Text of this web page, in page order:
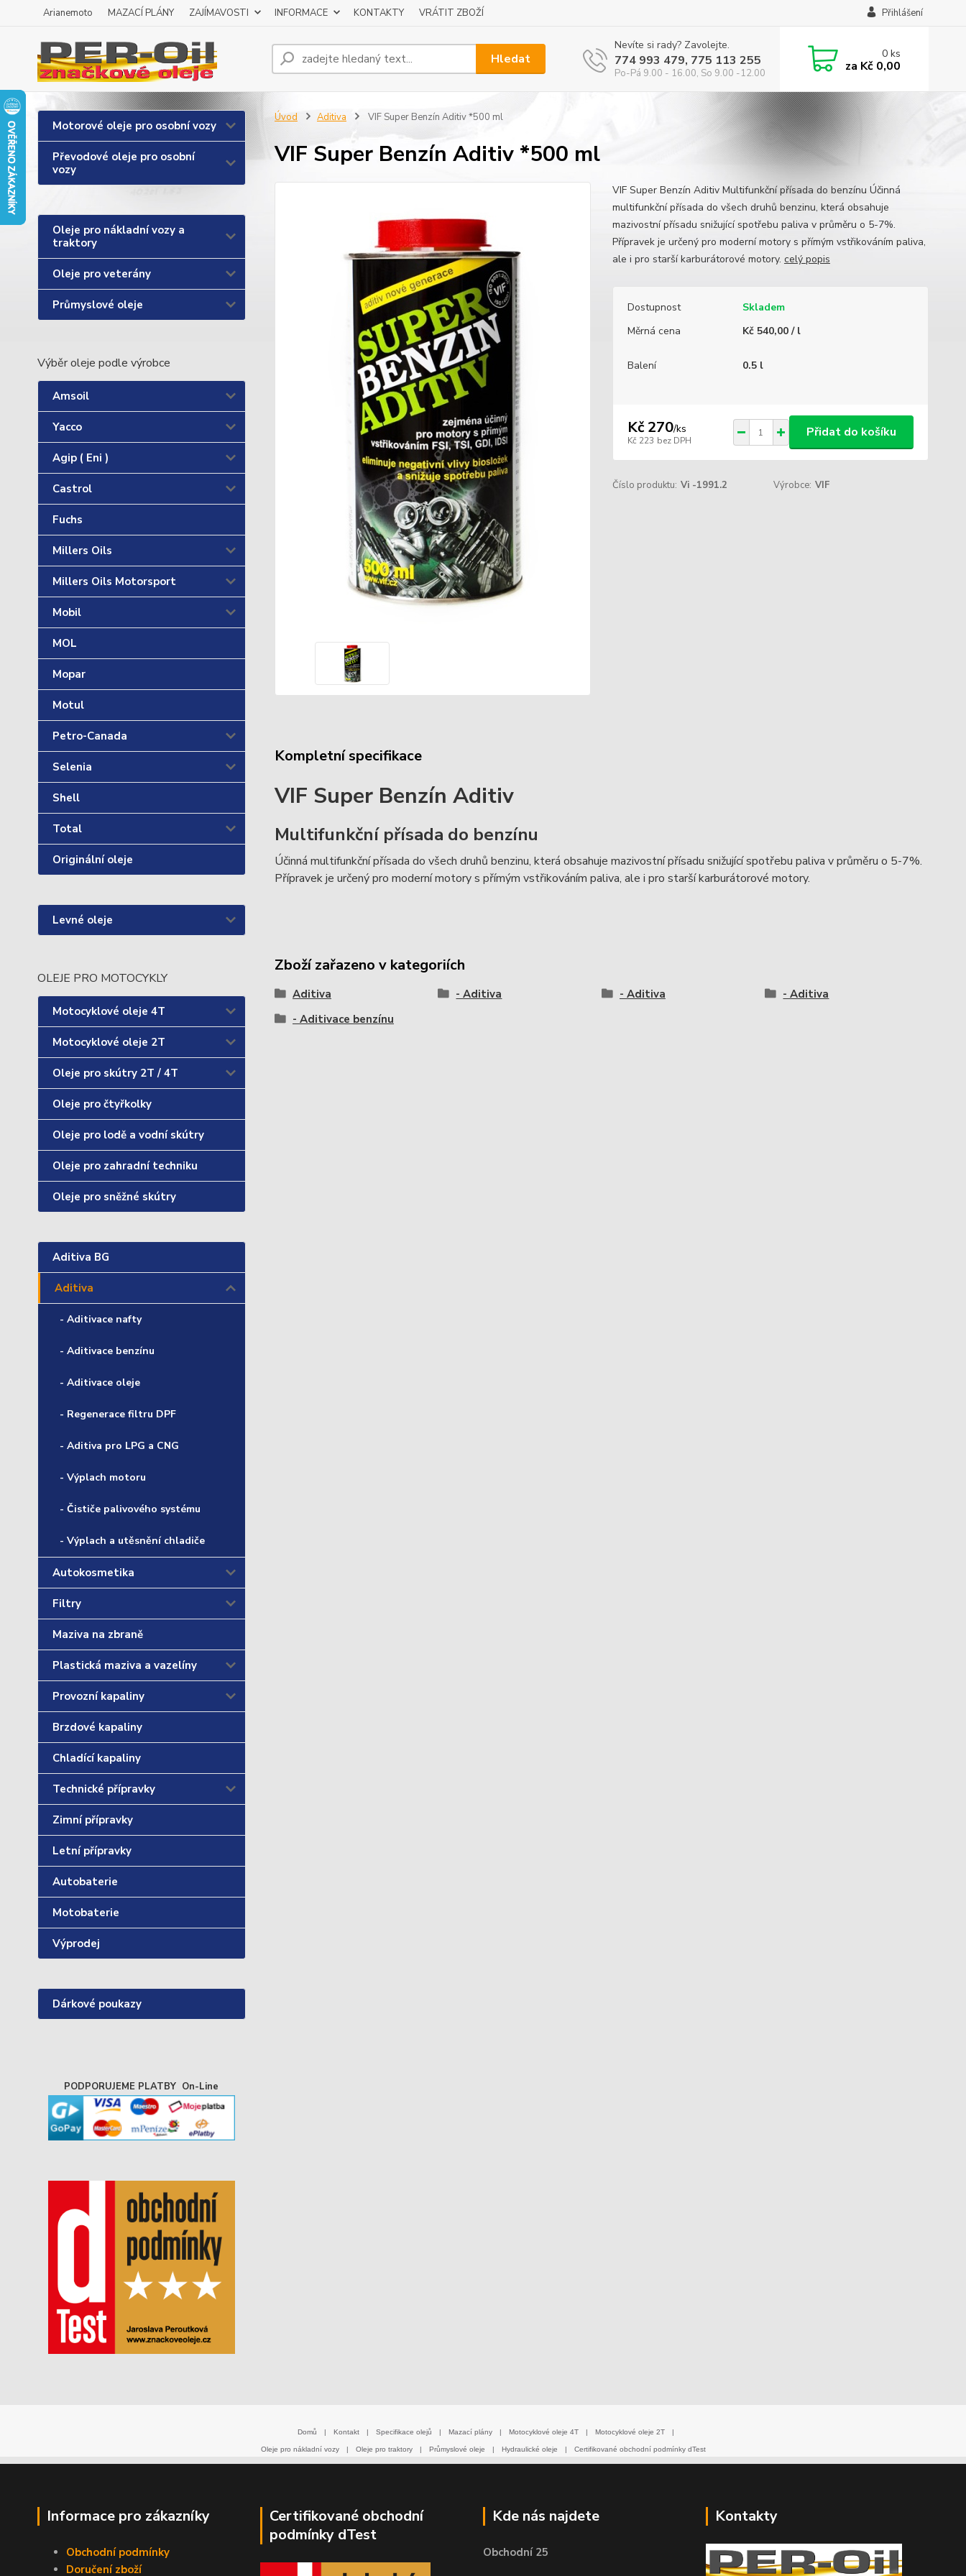
Arianemoto MAZACÍ PLÁNY ZAJÍMAVOSTI INFORMACE KONTAKTY VRÁTIT ZBOŽÍ Přihlášení
Hledat
Nevíte si rady? Zavolejte.
774 993 479, 775 113 255
Po-Pá 9.00 - 16.00, So 9.00 -12.00
0ks
za Kč 0,00
Motorové oleje pro osobní vozy
Převodové oleje pro osobní
vozy
Oleje pro nákladní vozy a
traktory
Oleje pro veterány
Průmyslové oleje
Výběr oleje podle výrobce
Amsoil
Yacco
Agip ( Eni )
Castrol
Fuchs
Millers Oils
Millers Oils Motorsport
Mobil
MOL
Mopar
Motul
Petro-Canada
Selenia
Shell
Total
Originální oleje
Levné oleje
OLEJE PRO MOTOCYKLY
Motocyklové oleje 4T
Motocyklové oleje 2T
Oleje pro skútry 2T / 4T
Oleje pro čtyřkolky
Oleje pro lodě a vodní skútry
Oleje pro zahradní techniku
Oleje pro sněžné skútry
Aditiva BG
Aditiva
- Aditivace nafty
- Aditivace benzínu
- Aditivace oleje
- Regenerace filtru DPF
- Aditiva pro LPG a CNG
- Výplach motoru
- Čističe palivového systému
- Výplach a utěsnění chladiče
Autokosmetika
Filtry
Maziva na zbraně
Plastická maziva a vazelíny
Provozní kapaliny
Brzdové kapaliny
Chladící kapaliny
Technické přípravky
Zimní přípravky
Letní přípravky
Autobaterie
Motobaterie
Výprodej
Dárkové poukazy
PODPORUJEME PLATBY On-Line
Úvod Aditiva VIF Super Benzín Aditiv *500 ml
VIF Super Benzín Aditiv *500 ml
VIF Super Benzín Aditiv Multifunkční přísada do benzínu Účinná
multifunkční přísada do všech druhů benzinu, která obsahuje
mazivostní přísadu snižující spotřebu paliva v průměru o 5-7%.
Přípravek je určený pro moderní motory s přímým vstřikováním paliva,
ale i pro starší karburátorové motory. celý popis
Dostupnost
Skladem
Měrná cena
Kč 540,00 / l
Balení 0.5 l
Kč 270/ks
Kč 223 bez DPH
Přidat do košíku
Číslo produktu: Vi -1991.2 Výrobce: VIF
Kompletní specifikace
VIF Super Benzín Aditiv
Multifunkční přísada do benzínu
Účinná multifunkční přísada do všech druhů benzinu, která obsahuje mazivostní přísadu snižující spotřebu paliva v průměru o 5-7%.
Přípravek je určený pro moderní motory s přímým vstřikováním paliva, ale i pro starší karburátorové motory.
Zboží zařazeno v kategoriích
Aditiva - Aditiva - Aditiva
- Aditiva
- Aditivace benzínu
Domů | Kontakt | Specifikace olejů | Mazací plány | Motocyklové oleje 4T | Motocyklové oleje 2T |
Oleje pro nákladní vozy | Oleje pro traktory | Průmyslové oleje | Hydraulické oleje | Certifikované obchodní podmínky dTest
Informace pro zákazníky
Obchodní podmínky
Doručení zboží
Certifikované obchodní
podmínky dTest
Kde nás najdete
Obchodní 25
Kontakty